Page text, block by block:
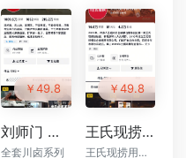
￥49.8
刘师门 卤味熟食凉菜全套技术配方 高清视频教程（全套35.1G）
全套川卤系列
￥49.8
王氏现捞 卤味现捞系列配方技术 高清视频教程（全套42.4G）
王氏现捞用天然原料卤制，无添加剂。特色麻辣鲜香口味备受认可